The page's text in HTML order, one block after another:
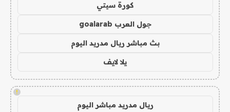
كورة سيتي
جول العرب goalarab
بث مباشر ريال مدريد اليوم
يلا لايف
!
ريال مدريد مباشر اليوم